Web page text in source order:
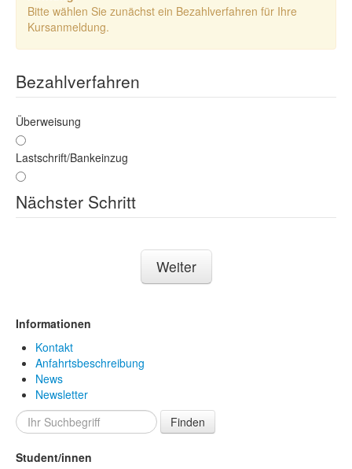
Bitte wählen Sie zunächst ein Bezahlverfahren für Ihre
Kursanmeldung.
Bezahlverfahren
Überweisung
Lastschrift/Bankeinzug
Nächster Schritt
Weiter
Informationen
Kontakt
Anfahrtsbeschreibung
News
Newsletter
Finden
Student/innen